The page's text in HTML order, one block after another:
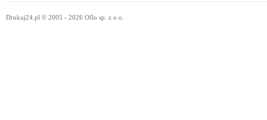
Drukuj24.pl © 2005 - 2026 Oflo sp. z o.o.